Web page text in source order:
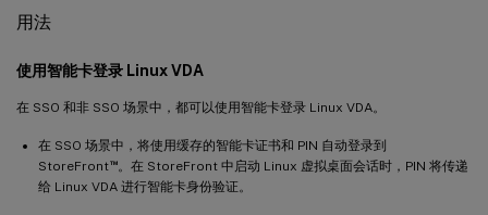
用法
使用智能卡登录 Linux VDA
在 SSO 和非 SSO 场景中，都可以使用智能卡登录 Linux VDA。
在 SSO 场景中，将使用缓存的智能卡证书和 PIN 自动登录到
StoreFront™。在 StoreFront 中启动 Linux 虚拟桌面会话时，PIN 将传递
给 Linux VDA 进行智能卡身份验证。